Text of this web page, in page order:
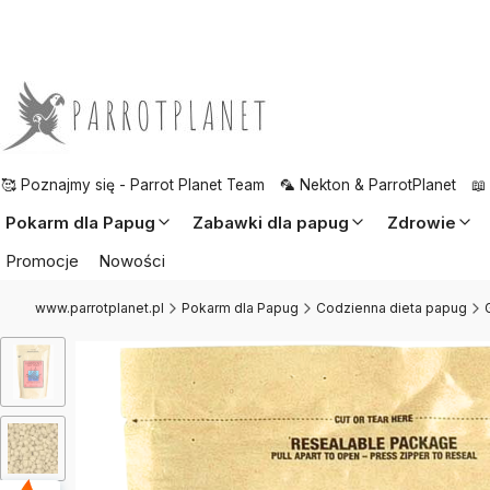
🥰 Poznajmy się - Parrot Planet Team 🦜 Nekton & ParrotPlanet 📖
Pokarm dla Papug Zabawki dla papug
Zdrowie
Promocje
Nowości
www.parrotplanet.pl Pokarm dla Papug Codzienna dieta papug